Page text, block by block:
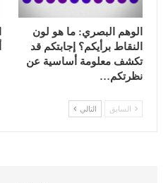
الوهم البصري: ما هو لون
النقاط برأيكم؟ إجابتكم قد
تكشف معلومة أساسية عن
نظرتكم…
السابق التالي